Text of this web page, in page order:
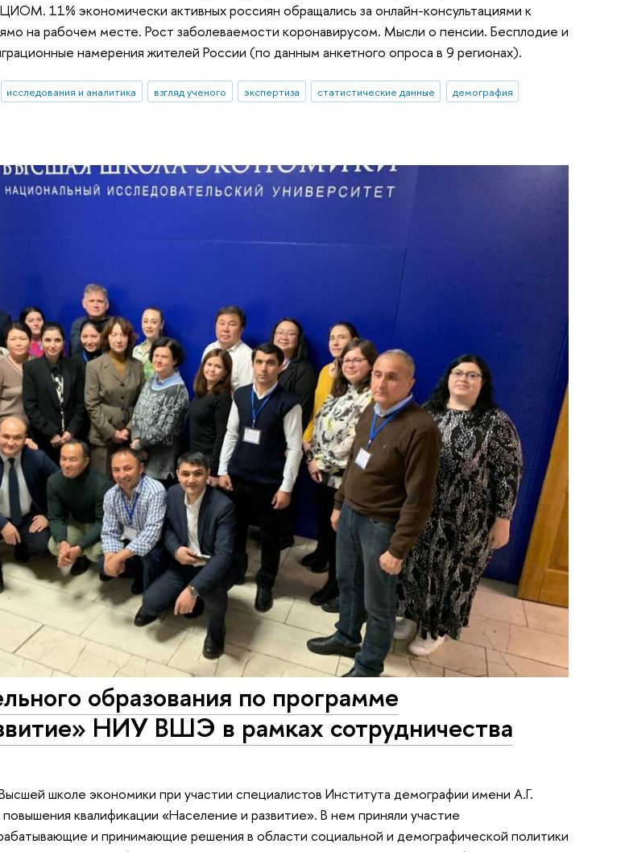
11% экономически активных россиян обращались за онлайн-консультациями к
на рабочем месте. Рост заболеваемости коронавирусом. Мысли о пенсии. Бесплодие и
намерения жителей России (по данным анкетного опроса в 9 регионах).
исследования и аналитика взгляд ученого экспертиза статистические данные
демография
образования по программе
НИУ ВШЭ в рамках сотрудничества
школе экономики при участии специалистов Института демографии имени А.Г.
квалификации «Население и развитие». В нем приняли участие
и принимающие решения в области социальной и демографической политики